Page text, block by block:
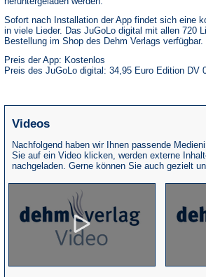
Sofort nach Installation der App findet sich eine
in viele Lieder. Das JuGoLo digital mit allen 720
Bestellung im Shop des Dehm Verlags verfügbar.
Preis der App: Kostenlos
Preis des JuGoLo digital: 34,95 Euro Edition DV
Videos
Nachfolgend haben wir Ihnen passende
Sie auf ein Video klicken, werden externe
nachgeladen. Gerne können Sie auch gezielt